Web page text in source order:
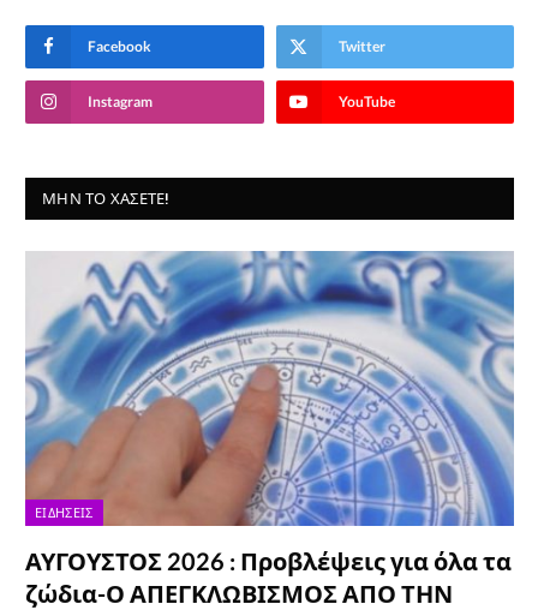
Facebook Twitter
Instagram YouTube
ΜΗΝ ΤΟ ΧΆΣΕΤΕ!
ΕΙΔΉΣΕΙΣ
ΑΥΓΟΥΣΤΟΣ 2026 : Προβλέψεις για όλα τα
ζώδια-Ο ΑΠΕΓΚΛΩΒΙΣΜΟΣ ΑΠΟ ΤΗΝ